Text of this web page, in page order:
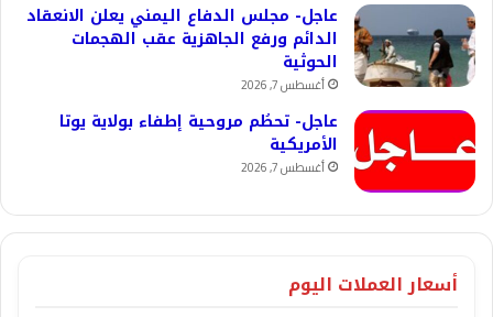
عاجل- مجلس الدفاع اليمني يعلن الانعقاد
الدائم ورفع الجاهزية عقب الهجمات
الحوثية
أغسطس 7, 2026
عاجل- تحطُم مروحية إطفاء بولاية يوتا
الأمريكية
أغسطس 7, 2026
أسعار العملات اليوم